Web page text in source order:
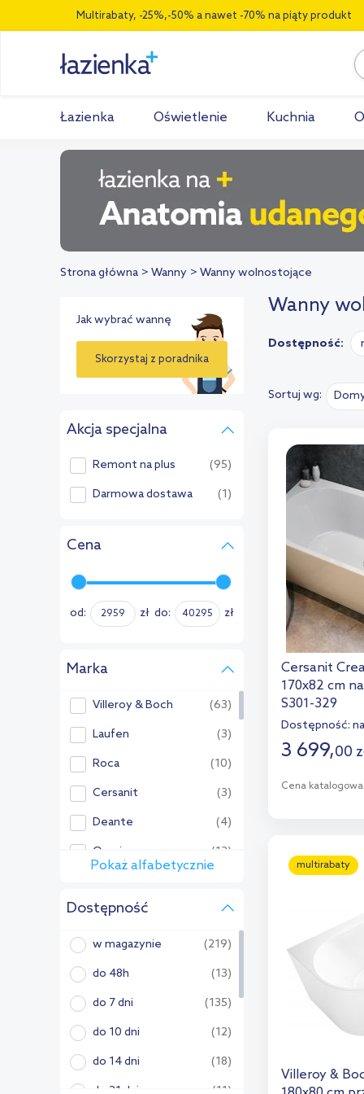
Multirabaty, -25%,-50% a nawet -70% na piąty produkt
Łazienka Oświetlenie Kuchnia
Strona główna Wanny Wanny wolnostojące
Jak wybrać wannę
Skorzystaj z poradnika
Akcja specjalna
Remont na plus (95)
Darmowa dostawa (1)
Cena
od: zł do: zł
Marka
Villeroy & Boch (63)
Laufen (3)
Roca (10)
Cersanit (3)
Deante (4)
Omnires (13)
Aqualine (7)
Art Ceram (1)
Axor (2)
Balneo (2)
Besco (308)
Bette (1)
Catalano (6)
Pokaż alfabetycznie
Dostępność
w magazynie (219)
do 48h (13)
do 7 dni (135)
do 10 dni (12)
do 14 dni (18)
do 21 dni (11)
Wanny
Dostępność:
Sortuj wg:
Cersanit
170x82 cm
S301-329
Dostępność:
3 699,00
Cena katalogowa:
multirabaty
Villeroy &